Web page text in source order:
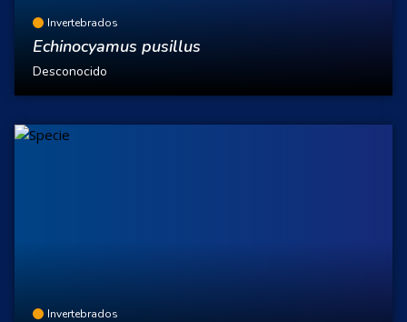
Invertebrados
Echinocyamus pusillus
Desconocido
Invertebrados